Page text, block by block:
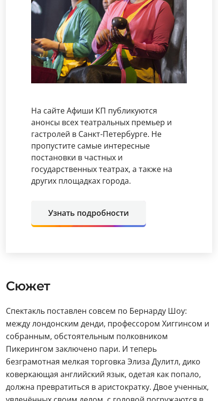
На сайте Афиши КП публикуются
анонсы всех театральных премьер и
гастролей в Санкт-Петербурге. Не
пропустите самые интересные
постановки в частных и
государственных театрах, а также на
других площадках города.
Узнать подробности
Сюжет
Спектакль поставлен совсем по Бернарду Шоу:
между лондонским денди, профессором Хиггинсом и
собранным, обстоятельным полковником
Пикерингом заключено пари. И теперь
безграмотная мелкая торговка Элиза Дулитл, дико
коверкающая английский язык, одетая как попало,
должна превратиться в аристократку. Двое ученных,